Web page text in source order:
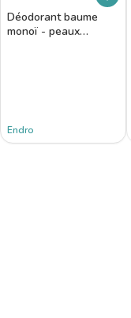
Déodorant baume
monoï - peaux
Endro